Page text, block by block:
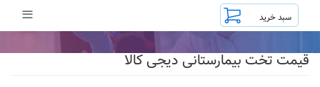
محتوای
≡
قیمت تخت بیمارستانی دیجی کالا